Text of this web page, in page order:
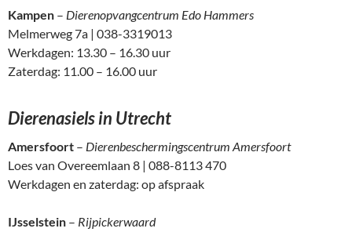
Kampen – Dierenopvangcentrum Edo Hammers
Melmerweg 7a | 038-3319013
Werkdagen: 13.30 – 16.30 uur
Zaterdag: 11.00 – 16.00 uur
Dierenasiels in Utrecht
Amersfoort – Dierenbeschermingscentrum Amersfoort
Loes van Overeemlaan 8 | 088-8113 470
Werkdagen en zaterdag: op afspraak
IJsselstein – Rijpickerwaard